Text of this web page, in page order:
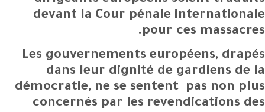
devant la Cour pénale internationale
pour ces massacres.
Les gouvernements européens, drapés
dans leur dignité de gardiens de la
démocratie, ne se sentent pas non plus
concernés par les revendications des